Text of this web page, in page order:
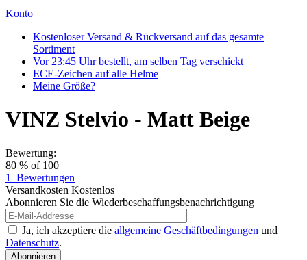
Konto
Kostenloser Versand & Rückversand auf das gesamte
Sortiment
Vor 23:45 Uhr bestellt, am selben Tag verschickt
ECE-Zeichen auf alle Helme
Meine Größe?
VINZ Stelvio - Matt Beige
Bewertung:
80 % of 100
1
Bewertungen
Versandkosten Kostenlos
Abonnieren Sie die Wiederbeschaffungsbenachrichtigung
Ja, ich akzeptiere die allgemeine Geschäftbedingungen und
Datenschutz.
Abonnieren